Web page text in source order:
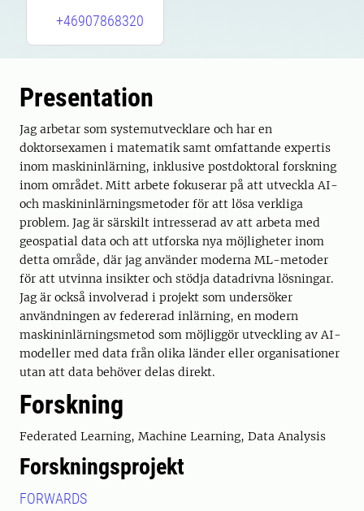
+46907868320
Presentation
Jag arbetar som systemutvecklare och har en
doktorsexamen i matematik samt omfattande expertis
inom maskininlärning, inklusive postdoktoral forskning
inom området. Mitt arbete fokuserar på att utveckla AI-
och maskininlärningsmetoder för att lösa verkliga
problem. Jag är särskilt intresserad av att arbeta med
geospatial data och att utforska nya möjligheter inom
detta område, där jag använder moderna ML-metoder
för att utvinna insikter och stödja datadrivna lösningar.
Jag är också involverad i projekt som undersöker
användningen av federerad inlärning, en modern
maskininlärningsmetod som möjliggör utveckling av AI-
modeller med data från olika länder eller organisationer
utan att data behöver delas direkt.
Forskning
Federated Learning, Machine Learning, Data Analysis
Forskningsprojekt
FORWARDS